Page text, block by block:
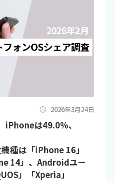
2026年3月24日
iPhoneは49.0％、
種は「iPhone 16」
14」、Androidユー
」「Xperia」